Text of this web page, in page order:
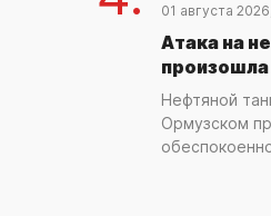
01 августа
Атака на
Нефтяной
Ормузском